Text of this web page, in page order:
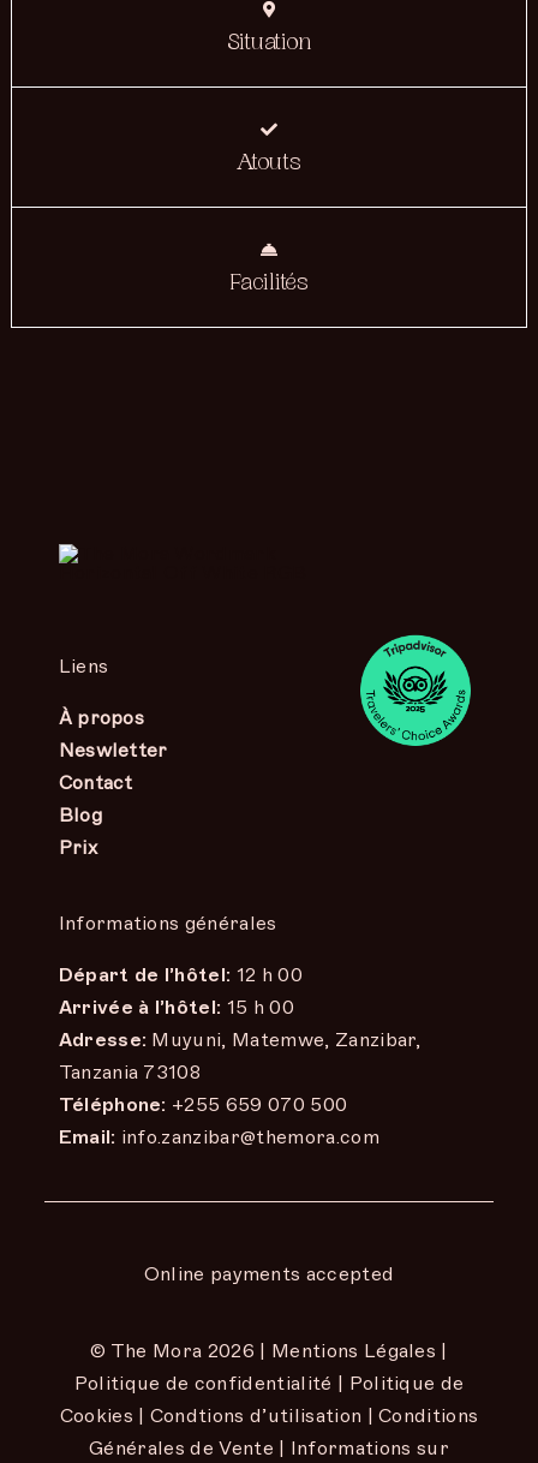
Situation
Atouts
Facilités
Liens
À propos
Neswletter
Contact
Blog
Prix
Informations générales
Départ de l’hôtel: 12 h 00
Arrivée à l’hôtel: 15 h 00
Adresse: Muyuni, Matemwe, Zanzibar,
Tanzania 73108
Téléphone: +255 659 070 500
Email: info.zanzibar@themora.com
Online payments accepted
© The Mora 2026 | Mentions Légales |
Politique de confidentialité | Politique de
Cookies | Condtions d’utilisation |Conditions
Générales de Vente | Informations sur